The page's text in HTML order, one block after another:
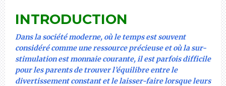
INTRODUCTION
Dans la société moderne, où le temps est souvent
considéré comme une ressource précieuse et où la sur-
stimulation est monnaie courante, il est parfois difficile
pour les parents de trouver l’équilibre entre le
divertissement constant et le laisser-faire lorsque leurs